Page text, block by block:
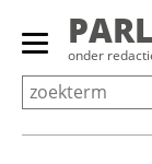
Overslaan
Primair
menu
tonen/
onder